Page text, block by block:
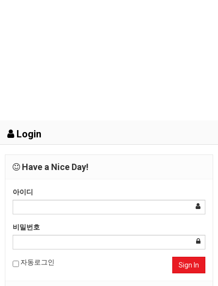
Login
Have a Nice Day!
아이디
비밀번호
자동로그인 Sign In